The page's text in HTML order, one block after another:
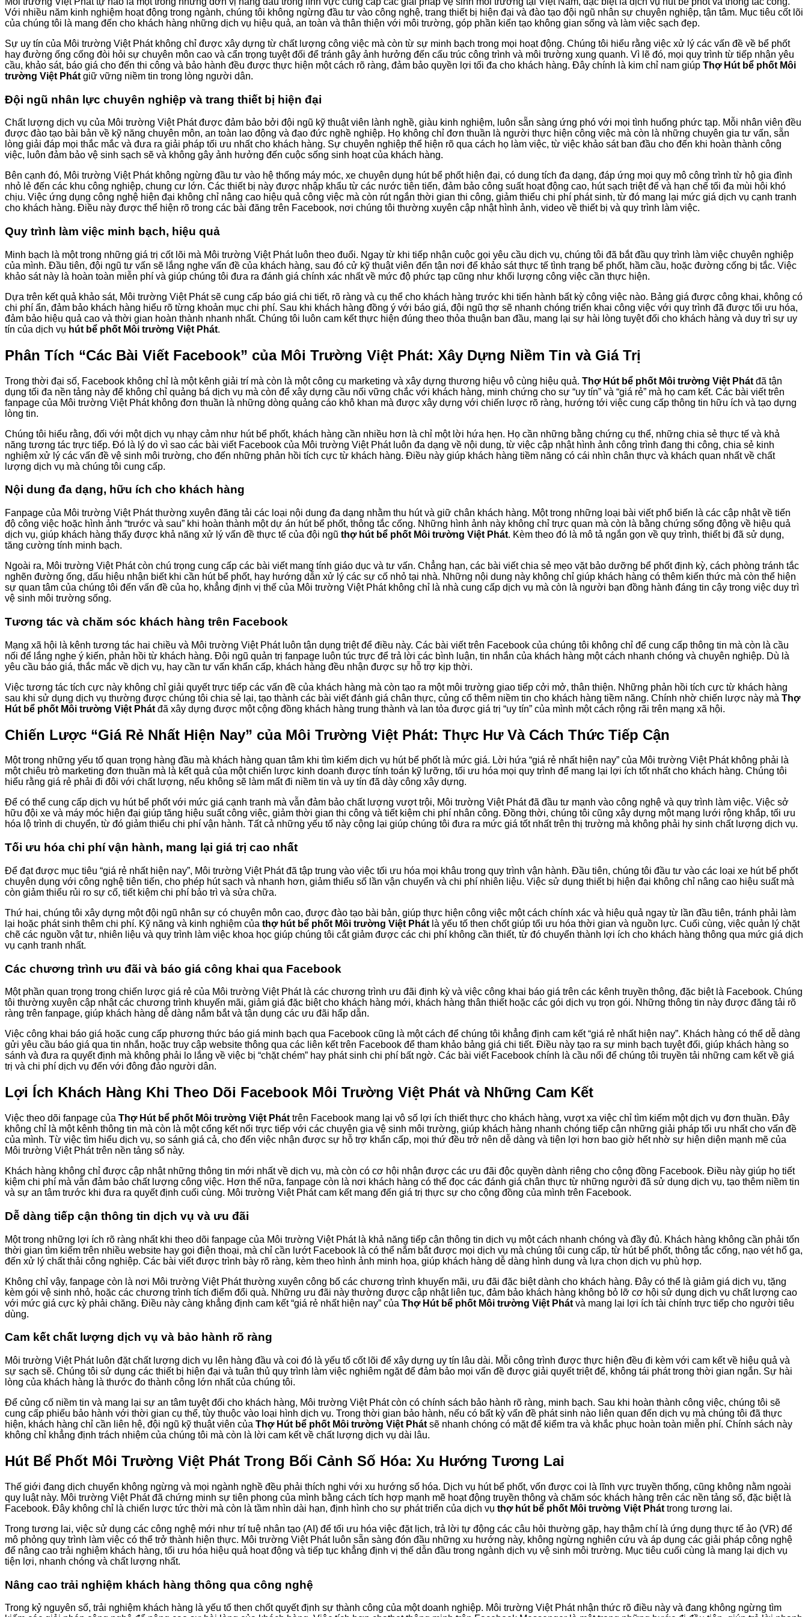
Với nhiều năm kinh nghiệm hoạt động trong ngành, chúng tôi không ngừng đầu tư vào công nghệ, trang thiết bị hiện đại và đào tạo đội ngũ nhân sự chuyên nghiệp, tận tâm. Mục tiêu cốt lõi
của chúng tôi là mang đến cho khách hàng những dịch vụ hiệu quả, an toàn và thân thiện với môi trường, góp phần kiến tạo không gian sống và làm việc sạch đẹp.
Sự uy tín của Môi trường Việt Phát không chỉ được xây dựng từ chất lượng công việc mà còn từ sự minh bạch trong mọi hoạt động. Chúng tôi hiểu rằng việc xử lý các vấn đề về bể phốt
hay đường ống cống đòi hỏi sự chuyên môn cao và cẩn trọng tuyệt đối để tránh gây ảnh hưởng đến cấu trúc công trình và môi trường xung quanh. Vì lẽ đó, mọi quy trình từ tiếp nhận yêu
cầu, khảo sát, báo giá cho đến thi công và bảo hành đều được thực hiện một cách rõ ràng, đảm bảo quyền lợi tối đa cho khách hàng. Đây chính là kim chỉ nam giúp Thợ Hút bể phốt Môi
trường Việt Phát giữ vững niềm tin trong lòng người dân.
Đội ngũ nhân lực chuyên nghiệp và trang thiết bị hiện đại
Chất lượng dịch vụ của Môi trường Việt Phát được đảm bảo bởi đội ngũ kỹ thuật viên lành nghề, giàu kinh nghiệm, luôn sẵn sàng ứng phó với mọi tình huống phức tạp. Mỗi nhân viên đều
được đào tạo bài bản về kỹ năng chuyên môn, an toàn lao động và đạo đức nghề nghiệp. Họ không chỉ đơn thuần là người thực hiện công việc mà còn là những chuyên gia tư vấn, sẵn
lòng giải đáp mọi thắc mắc và đưa ra giải pháp tối ưu nhất cho khách hàng. Sự chuyên nghiệp thể hiện rõ qua cách họ làm việc, từ việc khảo sát ban đầu cho đến khi hoàn thành công
việc, luôn đảm bảo vệ sinh sạch sẽ và không gây ảnh hưởng đến cuộc sống sinh hoạt của khách hàng.
Bên cạnh đó, Môi trường Việt Phát không ngừng đầu tư vào hệ thống máy móc, xe chuyên dụng hút bể phốt hiện đại, có dung tích đa dạng, đáp ứng mọi quy mô công trình từ hộ gia đình
nhỏ lẻ đến các khu công nghiệp, chung cư lớn. Các thiết bị này được nhập khẩu từ các nước tiên tiến, đảm bảo công suất hoạt động cao, hút sạch triệt để và hạn chế tối đa mùi hôi khó
chịu. Việc ứng dụng công nghệ hiện đại không chỉ nâng cao hiệu quả công việc mà còn rút ngắn thời gian thi công, giảm thiểu chi phí phát sinh, từ đó mang lại mức giá dịch vụ cạnh tranh
cho khách hàng. Điều này được thể hiện rõ trong các bài đăng trên Facebook, nơi chúng tôi thường xuyên cập nhật hình ảnh, video về thiết bị và quy trình làm việc.
Quy trình làm việc minh bạch, hiệu quả
Minh bạch là một trong những giá trị cốt lõi mà Môi trường Việt Phát luôn theo đuổi. Ngay từ khi tiếp nhận cuộc gọi yêu cầu dịch vụ, chúng tôi đã bắt đầu quy trình làm việc chuyên nghiệp
của mình. Đầu tiên, đội ngũ tư vấn sẽ lắng nghe vấn đề của khách hàng, sau đó cử kỹ thuật viên đến tận nơi để khảo sát thực tế tình trạng bể phốt, hầm cầu, hoặc đường cống bị tắc. Việc
khảo sát này là hoàn toàn miễn phí và giúp chúng tôi đưa ra đánh giá chính xác nhất về mức độ phức tạp cũng như khối lượng công việc cần thực hiện.
Dựa trên kết quả khảo sát, Môi trường Việt Phát sẽ cung cấp báo giá chi tiết, rõ ràng và cụ thể cho khách hàng trước khi tiến hành bất kỳ công việc nào. Bảng giá được công khai, không có
chi phí ẩn, đảm bảo khách hàng hiểu rõ từng khoản mục chi phí. Sau khi khách hàng đồng ý với báo giá, đội ngũ thợ sẽ nhanh chóng triển khai công việc với quy trình đã được tối ưu hóa,
đảm bảo hiệu quả cao và thời gian hoàn thành nhanh nhất. Chúng tôi luôn cam kết thực hiện đúng theo thỏa thuận ban đầu, mang lại sự hài lòng tuyệt đối cho khách hàng và duy trì sự uy
tín của dịch vụ hút bể phốt Môi trường Việt Phát.
Phân Tích “Các Bài Viết Facebook” của Môi Trường Việt Phát: Xây Dựng Niềm Tin và Giá Trị
Trong thời đại số, Facebook không chỉ là một kênh giải trí mà còn là một công cụ marketing và xây dựng thương hiệu vô cùng hiệu quả. Thợ Hút bể phốt Môi trường Việt Phát đã tận
dụng tối đa nền tảng này để không chỉ quảng bá dịch vụ mà còn để xây dựng cầu nối vững chắc với khách hàng, minh chứng cho sự “uy tín” và “giá rẻ” mà họ cam kết. Các bài viết trên
fanpage của Môi trường Việt Phát không đơn thuần là những dòng quảng cáo khô khan mà được xây dựng với chiến lược rõ ràng, hướng tới việc cung cấp thông tin hữu ích và tạo dựng
lòng tin.
Chúng tôi hiểu rằng, đối với một dịch vụ nhạy cảm như hút bể phốt, khách hàng cần nhiều hơn là chỉ một lời hứa hẹn. Họ cần những bằng chứng cụ thể, những chia sẻ thực tế và khả
năng tương tác trực tiếp. Đó là lý do vì sao các bài viết Facebook của Môi trường Việt Phát luôn đa dạng về nội dung, từ việc cập nhật hình ảnh công trình đang thi công, chia sẻ kinh
nghiệm xử lý các vấn đề vệ sinh môi trường, cho đến những phản hồi tích cực từ khách hàng. Điều này giúp khách hàng tiềm năng có cái nhìn chân thực và khách quan nhất về chất
lượng dịch vụ mà chúng tôi cung cấp.
Nội dung đa dạng, hữu ích cho khách hàng
Fanpage của Môi trường Việt Phát thường xuyên đăng tải các loại nội dung đa dạng nhằm thu hút và giữ chân khách hàng. Một trong những loại bài viết phổ biến là các cập nhật về tiến
độ công việc hoặc hình ảnh “trước và sau” khi hoàn thành một dự án hút bể phốt, thông tắc cống. Những hình ảnh này không chỉ trực quan mà còn là bằng chứng sống động về hiệu quả
dịch vụ, giúp khách hàng thấy được khả năng xử lý vấn đề thực tế của đội ngũ thợ hút bể phốt Môi trường Việt Phát. Kèm theo đó là mô tả ngắn gọn về quy trình, thiết bị đã sử dụng,
tăng cường tính minh bạch.
Ngoài ra, Môi trường Việt Phát còn chú trọng cung cấp các bài viết mang tính giáo dục và tư vấn. Chẳng hạn, các bài viết chia sẻ mẹo vặt bảo dưỡng bể phốt định kỳ, cách phòng tránh tắc
nghẽn đường ống, dấu hiệu nhận biết khi cần hút bể phốt, hay hướng dẫn xử lý các sự cố nhỏ tại nhà. Những nội dung này không chỉ giúp khách hàng có thêm kiến thức mà còn thể hiện
sự quan tâm của chúng tôi đến vấn đề của họ, khẳng định vị thế của Môi trường Việt Phát không chỉ là nhà cung cấp dịch vụ mà còn là người bạn đồng hành đáng tin cậy trong việc duy trì
vệ sinh môi trường sống.
Tương tác và chăm sóc khách hàng trên Facebook
Mạng xã hội là kênh tương tác hai chiều và Môi trường Việt Phát luôn tận dụng triệt để điều này. Các bài viết trên Facebook của chúng tôi không chỉ để cung cấp thông tin mà còn là cầu
nối để lắng nghe ý kiến, phản hồi từ khách hàng. Đội ngũ quản trị fanpage luôn túc trực để trả lời các bình luận, tin nhắn của khách hàng một cách nhanh chóng và chuyên nghiệp. Dù là
yêu cầu báo giá, thắc mắc về dịch vụ, hay cần tư vấn khẩn cấp, khách hàng đều nhận được sự hỗ trợ kịp thời.
Việc tương tác tích cực này không chỉ giải quyết trực tiếp các vấn đề của khách hàng mà còn tạo ra một môi trường giao tiếp cởi mở, thân thiện. Những phản hồi tích cực từ khách hàng
sau khi sử dụng dịch vụ thường được chúng tôi chia sẻ lại, tạo thành các bài viết đánh giá chân thực, củng cố thêm niềm tin cho khách hàng tiềm năng. Chính nhờ chiến lược này mà Thợ
Hút bể phốt Môi trường Việt Phát đã xây dựng được một cộng đồng khách hàng trung thành và lan tỏa được giá trị “uy tín” của mình một cách rộng rãi trên mạng xã hội.
Chiến Lược “Giá Rẻ Nhất Hiện Nay” của Môi Trường Việt Phát: Thực Hư Và Cách Thức Tiếp Cận
Một trong những yếu tố quan trọng hàng đầu mà khách hàng quan tâm khi tìm kiếm dịch vụ hút bể phốt là mức giá. Lời hứa “giá rẻ nhất hiện nay” của Môi trường Việt Phát không phải là
một chiêu trò marketing đơn thuần mà là kết quả của một chiến lược kinh doanh được tính toán kỹ lưỡng, tối ưu hóa mọi quy trình để mang lại lợi ích tốt nhất cho khách hàng. Chúng tôi
hiểu rằng giá rẻ phải đi đôi với chất lượng, nếu không sẽ làm mất đi niềm tin và uy tín đã dày công xây dựng.
Để có thể cung cấp dịch vụ hút bể phốt với mức giá cạnh tranh mà vẫn đảm bảo chất lượng vượt trội, Môi trường Việt Phát đã đầu tư mạnh vào công nghệ và quy trình làm việc. Việc sở
hữu đội xe và máy móc hiện đại giúp tăng hiệu suất công việc, giảm thời gian thi công và tiết kiệm chi phí nhân công. Đồng thời, chúng tôi cũng xây dựng một mạng lưới rộng khắp, tối ưu
hóa lộ trình di chuyển, từ đó giảm thiểu chi phí vận hành. Tất cả những yếu tố này cộng lại giúp chúng tôi đưa ra mức giá tốt nhất trên thị trường mà không phải hy sinh chất lượng dịch vụ.
Tối ưu hóa chi phí vận hành, mang lại giá trị cao nhất
Để đạt được mục tiêu “giá rẻ nhất hiện nay”, Môi trường Việt Phát đã tập trung vào việc tối ưu hóa mọi khâu trong quy trình vận hành. Đầu tiên, chúng tôi đầu tư vào các loại xe hút bể phốt
chuyên dụng với công nghệ tiên tiến, cho phép hút sạch và nhanh hơn, giảm thiểu số lần vận chuyển và chi phí nhiên liệu. Việc sử dụng thiết bị hiện đại không chỉ nâng cao hiệu suất mà
còn giảm thiểu rủi ro sự cố, tiết kiệm chi phí bảo trì và sửa chữa.
Thứ hai, chúng tôi xây dựng một đội ngũ nhân sự có chuyên môn cao, được đào tạo bài bản, giúp thực hiện công việc một cách chính xác và hiệu quả ngay từ lần đầu tiên, tránh phải làm
lại hoặc phát sinh thêm chi phí. Kỹ năng và kinh nghiệm của thợ hút bể phốt Môi trường Việt Phát là yếu tố then chốt giúp tối ưu hóa thời gian và nguồn lực. Cuối cùng, việc quản lý chặt
chẽ các nguồn vật tư, nhiên liệu và quy trình làm việc khoa học giúp chúng tôi cắt giảm được các chi phí không cần thiết, từ đó chuyển thành lợi ích cho khách hàng thông qua mức giá dịch
vụ cạnh tranh nhất.
Các chương trình ưu đãi và báo giá công khai qua Facebook
Một phần quan trọng trong chiến lược giá rẻ của Môi trường Việt Phát là các chương trình ưu đãi định kỳ và việc công khai báo giá trên các kênh truyền thông, đặc biệt là Facebook. Chúng
tôi thường xuyên cập nhật các chương trình khuyến mãi, giảm giá đặc biệt cho khách hàng mới, khách hàng thân thiết hoặc các gói dịch vụ trọn gói. Những thông tin này được đăng tải rõ
ràng trên fanpage, giúp khách hàng dễ dàng nắm bắt và tận dụng các ưu đãi hấp dẫn.
Việc công khai báo giá hoặc cung cấp phương thức báo giá minh bạch qua Facebook cũng là một cách để chúng tôi khẳng định cam kết “giá rẻ nhất hiện nay”. Khách hàng có thể dễ dàng
gửi yêu cầu báo giá qua tin nhắn, hoặc truy cập website thông qua các liên kết trên Facebook để tham khảo bảng giá chi tiết. Điều này tạo ra sự minh bạch tuyệt đối, giúp khách hàng so
sánh và đưa ra quyết định mà không phải lo lắng về việc bị “chặt chém” hay phát sinh chi phí bất ngờ. Các bài viết Facebook chính là cầu nối để chúng tôi truyền tải những cam kết về giá
trị và chi phí dịch vụ đến với đông đảo người dân.
Lợi Ích Khách Hàng Khi Theo Dõi Facebook Môi Trường Việt Phát và Những Cam Kết
Việc theo dõi fanpage của Thợ Hút bể phốt Môi trường Việt Phát trên Facebook mang lại vô số lợi ích thiết thực cho khách hàng, vượt xa việc chỉ tìm kiếm một dịch vụ đơn thuần. Đây
không chỉ là một kênh thông tin mà còn là một cổng kết nối trực tiếp với các chuyên gia vệ sinh môi trường, giúp khách hàng nhanh chóng tiếp cận những giải pháp tối ưu nhất cho vấn đề
của mình. Từ việc tìm hiểu dịch vụ, so sánh giá cả, cho đến việc nhận được sự hỗ trợ khẩn cấp, mọi thứ đều trở nên dễ dàng và tiện lợi hơn bao giờ hết nhờ sự hiện diện mạnh mẽ của
Môi trường Việt Phát trên nền tảng số này.
Khách hàng không chỉ được cập nhật những thông tin mới nhất về dịch vụ, mà còn có cơ hội nhận được các ưu đãi độc quyền dành riêng cho cộng đồng Facebook. Điều này giúp họ tiết
kiệm chi phí mà vẫn đảm bảo chất lượng công việc. Hơn thế nữa, fanpage còn là nơi khách hàng có thể đọc các đánh giá chân thực từ những người đã sử dụng dịch vụ, tạo thêm niềm tin
và sự an tâm trước khi đưa ra quyết định cuối cùng. Môi trường Việt Phát cam kết mang đến giá trị thực sự cho cộng đồng của mình trên Facebook.
Dễ dàng tiếp cận thông tin dịch vụ và ưu đãi
Một trong những lợi ích rõ ràng nhất khi theo dõi fanpage của Môi trường Việt Phát là khả năng tiếp cận thông tin dịch vụ một cách nhanh chóng và đầy đủ. Khách hàng không cần phải tốn
thời gian tìm kiếm trên nhiều website hay gọi điện thoại, mà chỉ cần lướt Facebook là có thể nắm bắt được mọi dịch vụ mà chúng tôi cung cấp, từ hút bể phốt, thông tắc cống, nạo vét hố ga,
đến xử lý chất thải công nghiệp. Các bài viết được trình bày rõ ràng, kèm theo hình ảnh minh họa, giúp khách hàng dễ dàng hình dung và lựa chọn dịch vụ phù hợp.
Không chỉ vậy, fanpage còn là nơi Môi trường Việt Phát thường xuyên công bố các chương trình khuyến mãi, ưu đãi đặc biệt dành cho khách hàng. Đây có thể là giảm giá dịch vụ, tặng
kèm gói vệ sinh nhỏ, hoặc các chương trình tích điểm đổi quà. Những ưu đãi này thường được cập nhật liên tục, đảm bảo khách hàng không bỏ lỡ cơ hội sử dụng dịch vụ chất lượng cao
với mức giá cực kỳ phải chăng. Điều này càng khẳng định cam kết “giá rẻ nhất hiện nay” của Thợ Hút bể phốt Môi trường Việt Phát và mang lại lợi ích tài chính trực tiếp cho người tiêu
dùng.
Cam kết chất lượng dịch vụ và bảo hành rõ ràng
Môi trường Việt Phát luôn đặt chất lượng dịch vụ lên hàng đầu và coi đó là yếu tố cốt lõi để xây dựng uy tín lâu dài. Mỗi công trình được thực hiện đều đi kèm với cam kết về hiệu quả và
sự sạch sẽ. Chúng tôi sử dụng các thiết bị hiện đại và tuân thủ quy trình làm việc nghiêm ngặt để đảm bảo mọi vấn đề được giải quyết triệt để, không tái phát trong thời gian ngắn. Sự hài
lòng của khách hàng là thước đo thành công lớn nhất của chúng tôi.
Để củng cố niềm tin và mang lại sự an tâm tuyệt đối cho khách hàng, Môi trường Việt Phát còn có chính sách bảo hành rõ ràng, minh bạch. Sau khi hoàn thành công việc, chúng tôi sẽ
cung cấp phiếu bảo hành với thời gian cụ thể, tùy thuộc vào loại hình dịch vụ. Trong thời gian bảo hành, nếu có bất kỳ vấn đề phát sinh nào liên quan đến dịch vụ mà chúng tôi đã thực
hiện, khách hàng chỉ cần liên hệ, đội ngũ kỹ thuật viên của Thợ Hút bể phốt Môi trường Việt Phát sẽ nhanh chóng có mặt để kiểm tra và khắc phục hoàn toàn miễn phí. Chính sách này
không chỉ khẳng định trách nhiệm của chúng tôi mà còn là lời cam kết về chất lượng dịch vụ dài lâu.
Hút Bể Phốt Môi Trường Việt Phát Trong Bối Cảnh Số Hóa: Xu Hướng Tương Lai
Thế giới đang dịch chuyển không ngừng và mọi ngành nghề đều phải thích nghi với xu hướng số hóa. Dịch vụ hút bể phốt, vốn được coi là lĩnh vực truyền thống, cũng không nằm ngoài
quy luật này. Môi trường Việt Phát đã chứng minh sự tiên phong của mình bằng cách tích hợp mạnh mẽ hoạt động truyền thông và chăm sóc khách hàng trên các nền tảng số, đặc biệt là
Facebook. Đây không chỉ là chiến lược tức thời mà còn là tầm nhìn dài hạn, định hình cho sự phát triển của dịch vụ thợ hút bể phốt Môi trường Việt Phát trong tương lai.
Trong tương lai, việc sử dụng các công nghệ mới như trí tuệ nhân tạo (AI) để tối ưu hóa việc đặt lịch, trả lời tự động các câu hỏi thường gặp, hay thậm chí là ứng dụng thực tế ảo (VR) để
mô phỏng quy trình làm việc có thể trở thành hiện thực. Môi trường Việt Phát luôn sẵn sàng đón đầu những xu hướng này, không ngừng nghiên cứu và áp dụng các giải pháp công nghệ
để nâng cao trải nghiệm khách hàng, tối ưu hóa hiệu quả hoạt động và tiếp tục khẳng định vị thế dẫn đầu trong ngành dịch vụ vệ sinh môi trường. Mục tiêu cuối cùng là mang lại dịch vụ
tiện lợi, nhanh chóng và chất lượng nhất.
Nâng cao trải nghiệm khách hàng thông qua công nghệ
Trong kỷ nguyên số, trải nghiệm khách hàng là yếu tố then chốt quyết định sự thành công của một doanh nghiệp. Môi trường Việt Phát nhận thức rõ điều này và đang không ngừng tìm